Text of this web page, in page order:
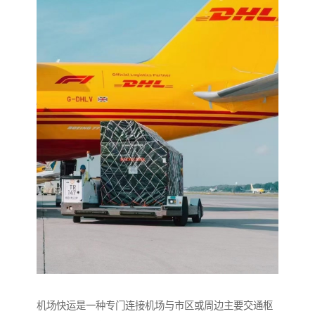
机场快运是一种专门连接机场与市区或周边主要交通枢